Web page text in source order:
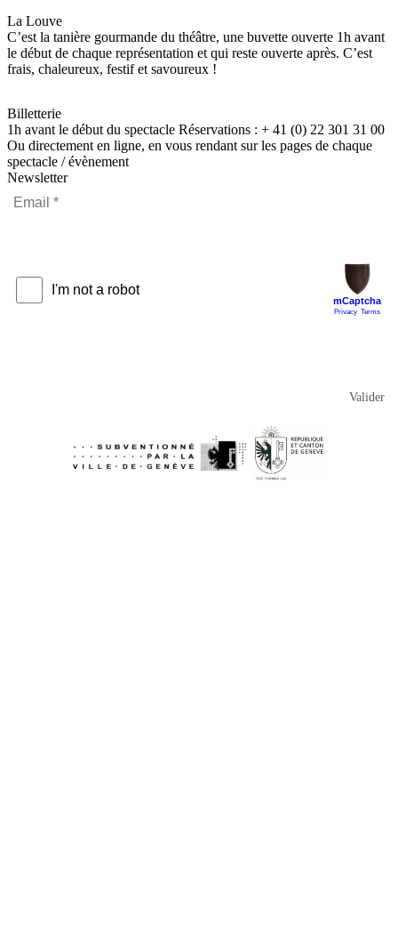
La Louve
C’est la tanière gourmande du théâtre, une buvette ouverte 1h avant
le début de chaque représentation et qui reste ouverte après. C’est
frais, chaleureux, festif et savoureux !
Billetterie
1h avant le début du spectacle Réservations : + 41 (0) 22 301 31 00
Ou directement en ligne, en vous rendant sur les pages de chaque
spectacle / évènement
Newsletter